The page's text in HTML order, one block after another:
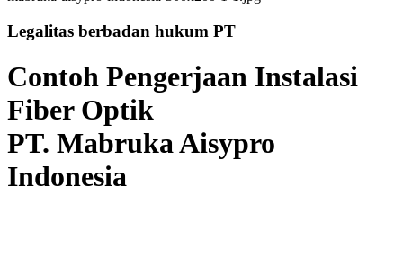
Legalitas berbadan hukum PT
Contoh Pengerjaan Instalasi
Fiber Optik
PT. Mabruka Aisypro
Indonesia